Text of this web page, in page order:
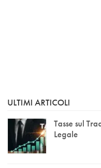
ULTIMI ARTICOLI
Tasse sul
Legale